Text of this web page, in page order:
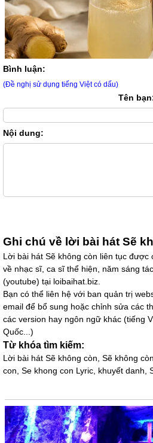
Bình luận:
(Đề nghị sử dụng tiếng Việt có dấu)
Tên
Nội dung:
Ghi chú về lời bài hát Sẽ
Lời bài hát Sẽ không còn liên tục được
về nhạc sĩ, ca sĩ thể hiện, năm sáng
(youtube) tại loibaihat.biz.
Bạn có thể liên hệ với ban quản trị
email để bổ sung hoặc chỉnh sửa các
các version hay ngôn ngữ khác (tiếng
Quốc...)
Từ khóa tìm kiếm:
Lời bài hát Sẽ không còn, Sẽ không
con, Se khong con Lyric, khuyết danh,